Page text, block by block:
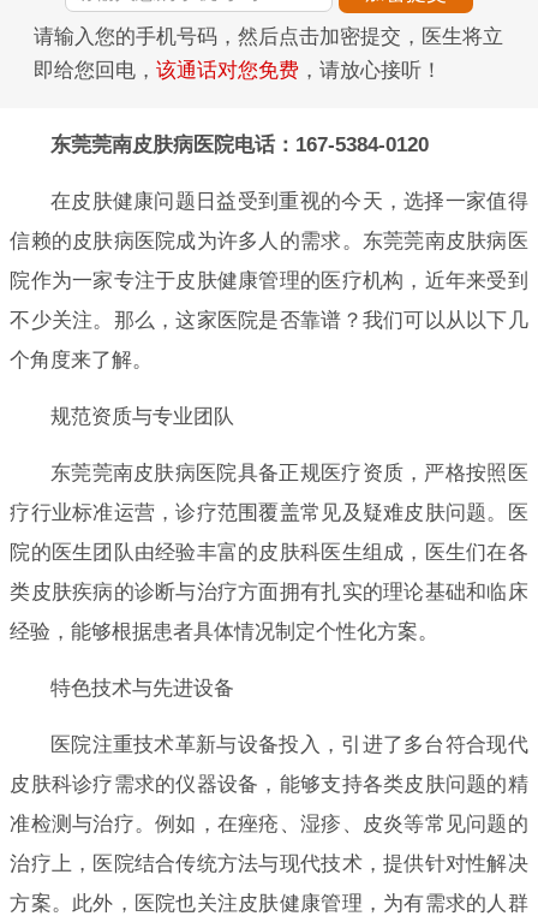
请输入您的手机号码，然后点击加密提交，医生将立
即给您回电， 该通话对您免费 ，请放心接听！
东莞莞南皮肤病医院电话：167-5384-0120
在皮肤健康问题日益受到重视的今天，选择一家值得
信赖的皮肤病医院成为许多人的需求。东莞莞南皮肤病医
院作为一家专注于皮肤健康管理的医疗机构，近年来受到
不少关注。那么，这家医院是否靠谱？我们可以从以下几
个角度来了解。
规范资质与专业团队
东莞莞南皮肤病医院具备正规医疗资质，严格按照医
疗行业标准运营，诊疗范围覆盖常见及疑难皮肤问题。医
院的医生团队由经验丰富的皮肤科医生组成，医生们在各
类皮肤疾病的诊断与治疗方面拥有扎实的理论基础和临床
经验，能够根据患者具体情况制定个性化方案。
特色技术与先进设备
医院注重技术革新与设备投入，引进了多台符合现代
皮肤科诊疗需求的仪器设备，能够支持各类皮肤问题的精
准检测与治疗。例如，在痤疮、湿疹、皮炎等常见问题的
治疗上，医院结合传统方法与现代技术，提供针对性解决
方案。此外，医院也关注皮肤健康管理，为有需求的人群